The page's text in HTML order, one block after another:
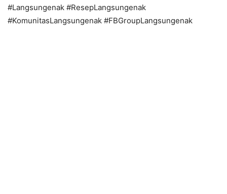
#Langsungenak #ResepLangsungenak
#KomunitasLangsungenak #FBGroupLangsungenak